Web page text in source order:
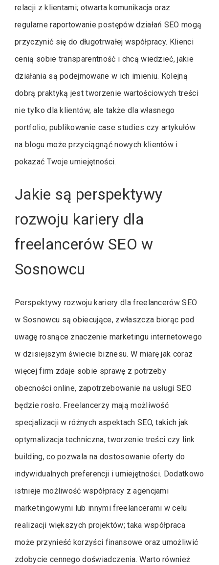
relacji z klientami; otwarta komunikacja oraz
regularne raportowanie postępów działań SEO mogą
przyczynić się do długotrwałej współpracy. Klienci
cenią sobie transparentność i chcą wiedzieć, jakie
działania są podejmowane w ich imieniu. Kolejną
dobrą praktyką jest tworzenie wartościowych treści
nie tylko dla klientów, ale także dla własnego
portfolio; publikowanie case studies czy artykułów
na blogu może przyciągnąć nowych klientów i
pokazać Twoje umiejętności.
Jakie są perspektywy
rozwoju kariery dla
freelancerów SEO w
Sosnowcu
Perspektywy rozwoju kariery dla freelancerów SEO
w Sosnowcu są obiecujące, zwłaszcza biorąc pod
uwagę rosnące znaczenie marketingu internetowego
w dzisiejszym świecie biznesu. W miarę jak coraz
więcej firm zdaje sobie sprawę z potrzeby
obecności online, zapotrzebowanie na usługi SEO
będzie rosło. Freelancerzy mają możliwość
specjalizacji w różnych aspektach SEO, takich jak
optymalizacja techniczna, tworzenie treści czy link
building, co pozwala na dostosowanie oferty do
indywidualnych preferencji i umiejętności. Dodatkowo
istnieje możliwość współpracy z agencjami
marketingowymi lub innymi freelancerami w celu
realizacji większych projektów; taka współpraca
może przynieść korzyści finansowe oraz umożliwić
zdobycie cennego doświadczenia. Warto również